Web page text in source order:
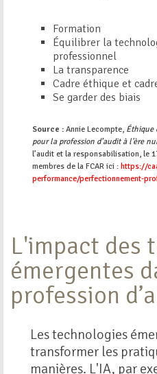
Formation
Équilibrer la
professionnel
La transparence
Cadre éthique et
Se garder des biais
Source :Annie Lecompte, Éthique
pour la profession d’audit à l'ère
l’audit et la responsabilisation, le
membres de la FCAR ici : https://
performance/perfectionnement-
L'impact des
émergentes
profession
Les technologies
transformer les
manières. L'IA, par